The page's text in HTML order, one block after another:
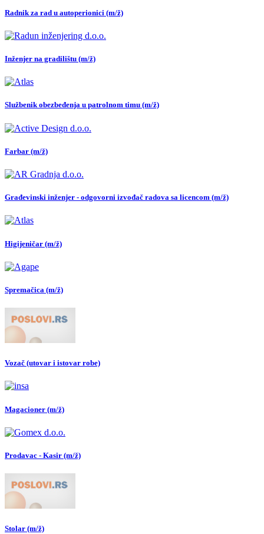
Radnik za rad u autoperionici (m/ž)
Inženjer na gradilištu (m/ž)
Službenik obezbeđenja u patrolnom timu (m/ž)
Farbar (m/ž)
Građevinski inženjer - odgovorni izvođač radova sa licencom (m/ž)
Higijeničar (m/ž)
Spremačica (m/ž)
Vozač (utovar i istovar robe)
Magacioner (m/ž)
Prodavac - Kasir (m/ž)
Stolar (m/ž)